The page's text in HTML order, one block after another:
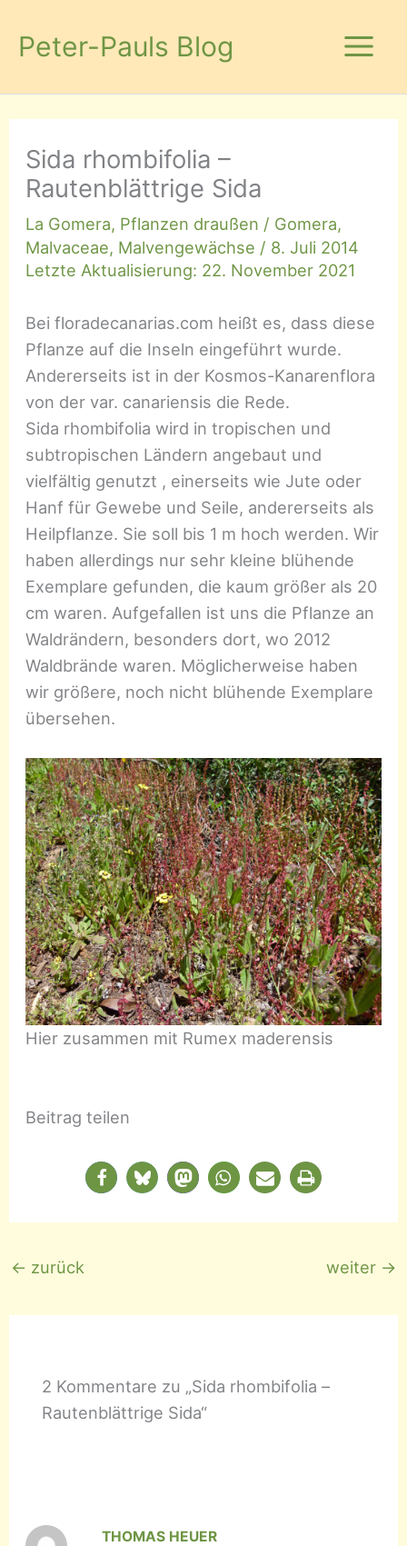
InhaltPeter-Pauls Blog
Sida rhombifolia –
Rautenblättrige Sida
La Gomera, Pflanzen draußen / Gomera,
Malvaceae, Malvengewächse / 8. Juli 2014
Letzte Aktualisierung: 22. November 2021
Bei floradecanarias.com heißt es, dass diese
Pflanze auf die Inseln eingeführt wurde.
Andererseits ist in der Kosmos-Kanarenflora
von der var. canariensis die Rede.
Sida rhombifolia wird in tropischen und
subtropischen Ländern angebaut und
vielfältig genutzt , einerseits wie Jute oder
Hanf für Gewebe und Seile, andererseits als
Heilpflanze. Sie soll bis 1 m hoch werden. Wir
haben allerdings nur sehr kleine blühende
Exemplare gefunden, die kaum größer als 20
cm waren. Aufgefallen ist uns die Pflanze an
Waldrändern, besonders dort, wo 2012
Waldbrände waren. Möglicherweise haben
wir größere, noch nicht blühende Exemplare
übersehen.
Hier zusammen mit Rumex maderensis
Beitrag teilen
← zurück weiter →
2 Kommentare zu „Sida rhombifolia –
Rautenblättrige Sida“
THOMAS HEUER